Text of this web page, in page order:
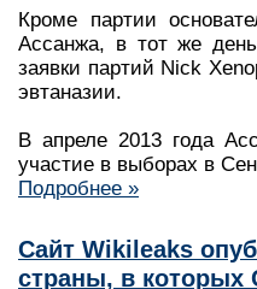
Кроме партии
Ассанжа, в тот же
заявки партий Nick
эвтаназии.
В апреле 2013 года
участие в выборах в
Подробнее »
Сайт Wikileaks
страны, в которых